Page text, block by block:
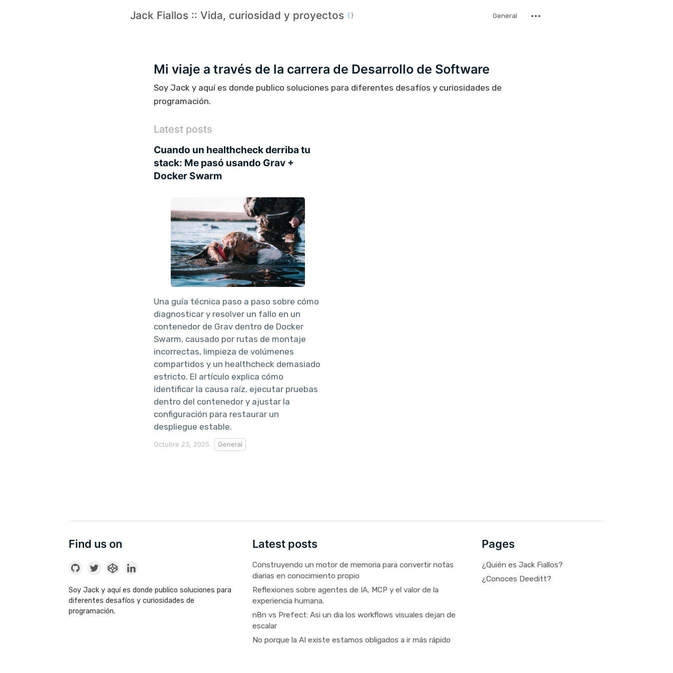
Jack Fiallos :: Vida, curiosidad y proyectos General
Mi viaje a través de la carrera de Desarrollo de Software
Soy Jack y aquí es donde publico soluciones para diferentes desafíos y curiosidades de
programación.
Latest posts
Cuando un healthcheck derriba tu
stack: Me pasó usando Grav +
Docker Swarm
Una guía técnica paso a paso sobre cómo
diagnosticar y resolver un fallo en un
contenedor de Grav dentro de Docker
Swarm, causado por rutas de montaje
incorrectas, limpieza de volúmenes
compartidos y un healthcheck demasiado
estricto. El artículo explica cómo
identificar la causa raíz, ejecutar pruebas
dentro del contenedor y ajustar la
configuración para restaurar un
despliegue estable.
Octubre 23, 2025 General
Find us on
Soy Jack y aquí es donde publico soluciones para
diferentes desafíos y curiosidades de
programación.
Latest posts
Construyendo un motor de memoria para convertir notas
diarias en conocimiento propio
Reflexiones sobre agentes de IA, MCP y el valor de la
experiencia humana.
n8n vs Prefect: Asi un dia los workflows visuales dejan de
escalar
No porque la AI existe estamos obligados a ir más rápido
Pages
¿Quién es Jack Fiallos?
¿Conoces Deeditt?